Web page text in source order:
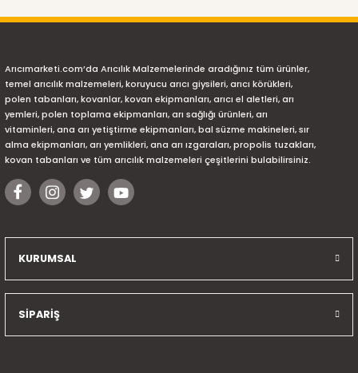
Arıcımarketi.com’da Arıcılık Malzemelerinde aradığınız tüm ürünler,
temel arıcılık malzemeleri, koruyucu arıcı giysileri, arıcı körükleri,
polen tabanları, kovanlar, kovan ekipmanları, arıcı el aletleri, arı
yemleri, polen toplama ekipmanları, arı sağlığı ürünleri, arı
vitaminleri, ana arı yetiştirme ekipmanları, bal süzme makineleri, sır
alma ekipmanları, arı yemlikleri, ana arı ızgaraları, propolis tuzakları,
kovan tabanları ve tüm arıcılık malzemeleri çeşitlerini bulabilirsiniz.
KURUMSAL
SİPARİŞ